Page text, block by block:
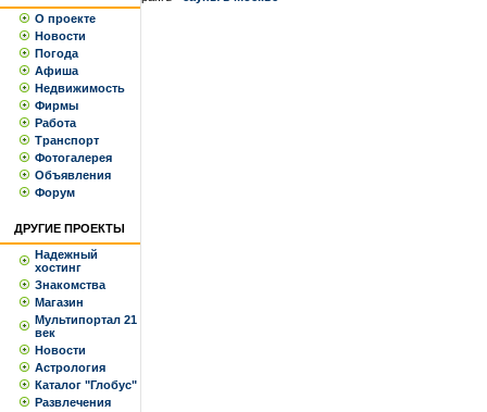
О проекте
Новости
Погода
Афиша
Недвижимость
Фирмы
Работа
Транспорт
Фотогалерея
Объявления
Форум
ДРУГИЕ ПРОЕКТЫ
Надежный
хостинг
Знакомства
Магазин
Мультипортал 21
век
Новости
Астрология
Каталог "Глобус"
Развлечения